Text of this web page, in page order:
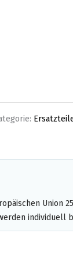
Union
individuell